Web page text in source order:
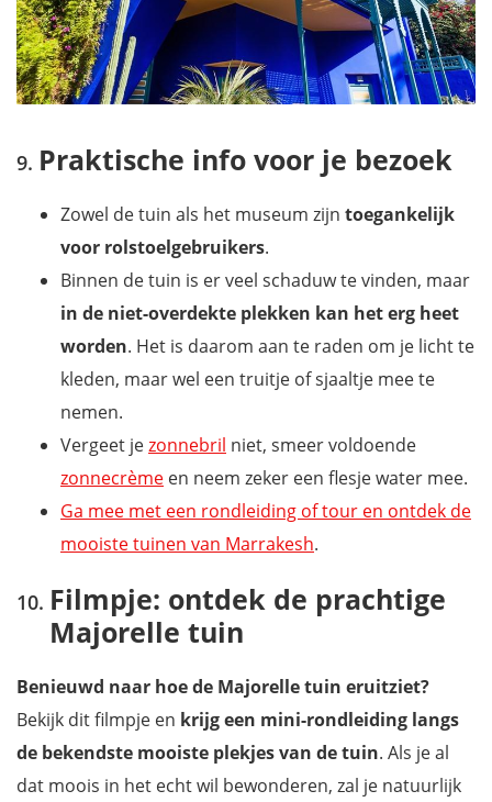
Praktische info voor je bezoek
Zowel de tuin als het museum zijn toegankelijk
voor rolstoelgebruikers.
Binnen de tuin is er veel schaduw te vinden, maar
in de niet-overdekte plekken kan het erg heet
worden. Het is daarom aan te raden om je licht te
kleden, maar wel een truitje of sjaaltje mee te
nemen.
Vergeet jezonnebril niet, smeer voldoende
zonnecrème en neem zeker een flesje water mee.
Ga mee met een rondleiding of tour en ontdek de
mooiste tuinen van Marrakesh.
Filmpje: ontdek de prachtige
Majorelle tuin
Benieuwd naar hoe de Majorelle tuin eruitziet?
Bekijk dit filmpje en krijg een mini-rondleiding langs
de bekendste mooiste plekjes van de tuin. Als je al
dat moois in het echt wil bewonderen, zal je natuurlijk